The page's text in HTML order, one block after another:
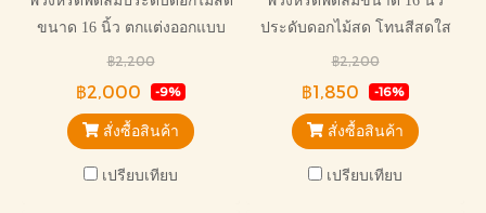
ขนาด 16 นิ้ว ตกแต่งออกแบบ
สวยงาม พัดลมยี่ห้อฮาตาริ
฿2,200
฿2,000 -9%
สั่งซื้อสินค้า
เปรียบเทียบ
ประดับดอกไม้สด โทนสีสดใส
สวยงาม ราคาถูก
฿2,200
฿1,850 -16%
สั่งซื้อสินค้า
เปรียบเทียบ